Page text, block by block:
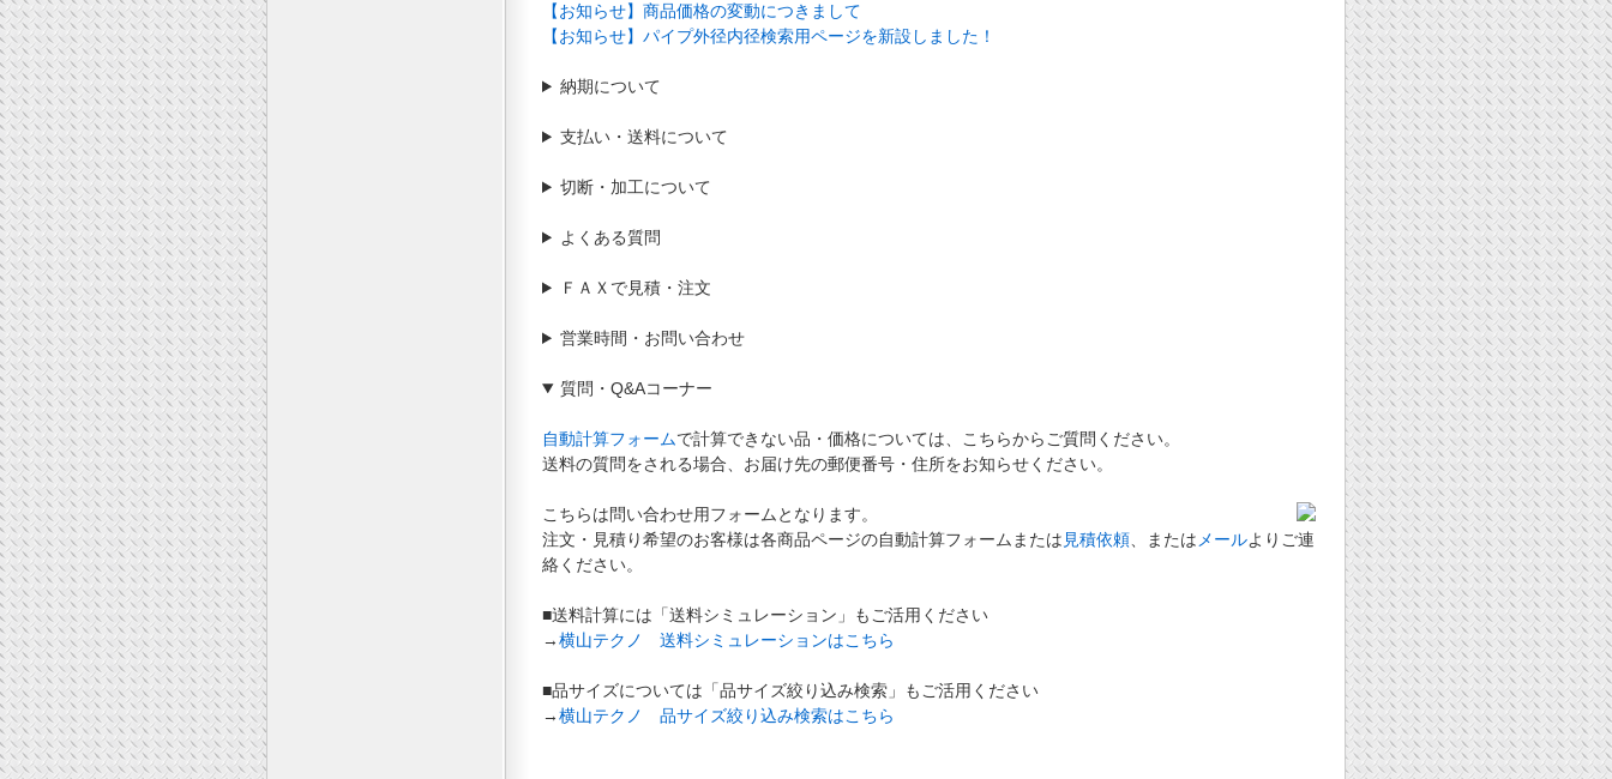
【お知らせ】商品価格の変動につきまして
【お知らせ】パイプ外径内径検索用ページを新設しました！
納期について
支払い・送料について
切断・加工について
よくある質問
ＦＡＸで見積・注文
営業時間・お問い合わせ
質問 ・Q&Aコーナー
自動計算フォームで計算できない品・価格については、こちらからご質問ください。
送料の質問をされる場合、お届け先の郵便番号・住所をお知らせください。
こちらは問い合わせ用フォームとなります。
注文・見積り希望のお客様は各商品ページの自動計算フォームまたは 見積依頼 、または メールよりご連
絡ください。
■送料計算には「送料シミュレーション」もご活用ください
→横山テクノ 送料シミュレーションはこちら
■品サイズについては「品サイズ絞り込み検索」もご活用ください
→横山テクノ 品サイズ絞り込み検索はこちら